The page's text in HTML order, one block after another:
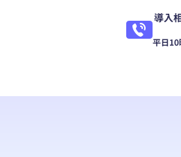
導入
平日